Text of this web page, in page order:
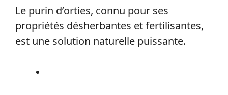
Le purin d’orties, connu pour ses
propriétés désherbantes et fertilisantes,
est une solution naturelle puissante.